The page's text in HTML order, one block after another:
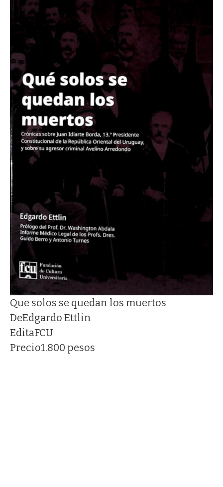
Que solos se quedan los muertos
DeEdgardo Ettlin
EditaFCU
Precio1.800 pesos